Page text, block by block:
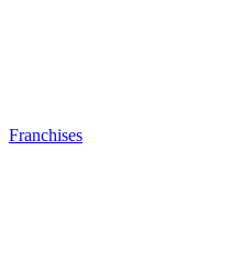
Franchises